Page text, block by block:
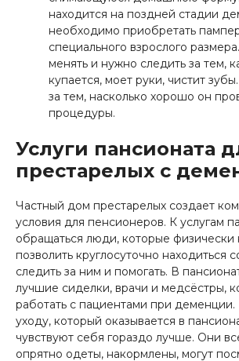
находится на поздней стадии
необходимо приобретать
специального взрослого
менять и нужно следить за тем,
купается, моет руки, чистит
за тем, насколько хорошо он
процедуры.
Услуги пансионата
престарелых с
Частный дом престарелых создает
условия для пенсионеров. К услугам
обращаться люди, которые физически
позволить круглосуточно находиться
следить за ним и помогать. В
лучшие сиделки, врачи и медсёстры,
работать с пациентами при деменции.
уходу, который оказывается в
чувствуют себя гораздо лучше. Они
опрятно одеты, накормлены, могут